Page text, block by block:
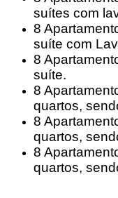
suítes com
8
suíte com
8
suíte.
8
quartos,
8
quartos,
8
quartos,